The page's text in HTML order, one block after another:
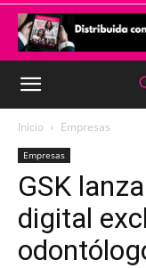
Inicio Empresas
Empresas
GSK
digital